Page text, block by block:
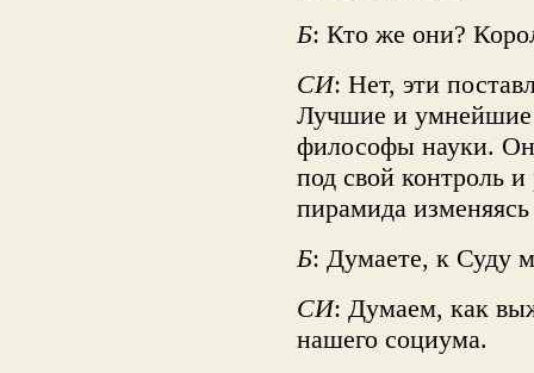
Б: Кто же они?
СИ: Нет, эти
Лучшие и умнейшие
философы науки.
под свой контроль
пирамида изменяясь
Б: Думаете, к Суду
СИ: Думаем, как
нашего социума.